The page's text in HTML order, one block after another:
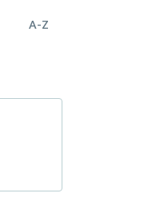
A-Z